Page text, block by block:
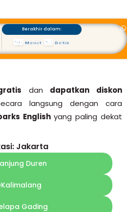
Berakhir dalam:
56 Menit : 52 Detik
dan dapatkan diskon
langsung dengan cara
Englishyang paling dekat
Jakarta
Duren
Kalimalang
Gading